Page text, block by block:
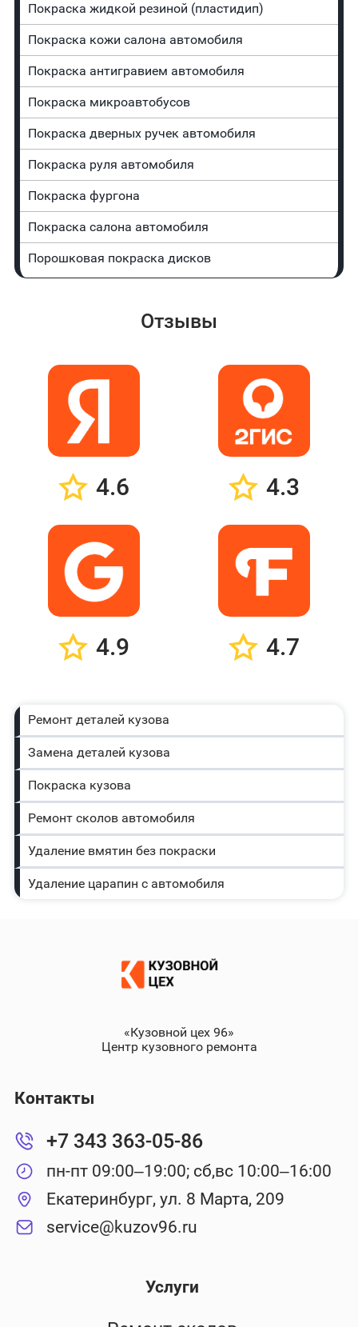
Покраска жидкой резиной (пластидип)
Покраска кожи салона автомобиля
Покраска антигравием автомобиля
Покраска микроавтобусов
Покраска дверных ручек автомобиля
Покраска руля автомобиля
Покраска фургона
Покраска салона автомобиля
Порошковая покраска дисков
Отзывы
4.6 4.3
4.9 4.7
Ремонт деталей кузова
Замена деталей кузова
Покраска кузова
Ремонт сколов автомобиля
Удаление вмятин без покраски
Удаление царапин с автомобиля
«Кузовной цех 96»
Центр кузовного ремонта
Услуги
Контакты
+7 343 363-05-86
пн-пт 09:00–19:00; сб,вс 10:00–16:00
Екатеринбург, ул. 8 Марта, 209
service@kuzov96.ru